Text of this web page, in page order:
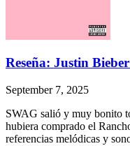
Reseña: Justin
September 7, 2025
SWAG salió y muy bonito
hubiera comprado el
referencias melódicas y